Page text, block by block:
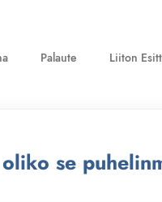
Palaute Liiton
se